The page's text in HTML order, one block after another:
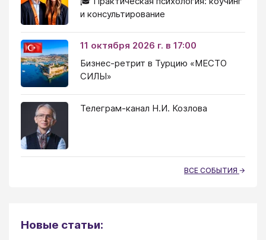
и консультирование
11 октября 2026 г. в 17:00
Бизнес-ретрит в Турцию «МЕСТО
СИЛЫ»
Телеграм-канал Н.И. Козлова
ВСЕ СОБЫТИЯ
Новые статьи: